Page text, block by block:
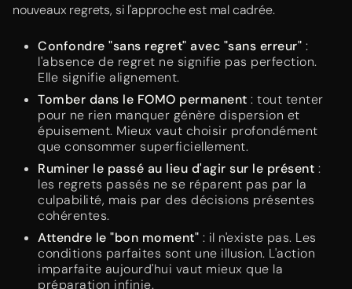
nouveaux regrets, si l'approche est mal cadrée.
Confondre "sans regret" avec "sans erreur" :
l'absence de regret ne signifie pas perfection.
Elle signifie alignement.
Tomber dans le FOMO permanent : tout tenter
pour ne rien manquer génère dispersion et
épuisement. Mieux vaut choisir profondément
que consommer superficiellement.
Ruminer le passé au lieu d'agir sur le présent :
les regrets passés ne se réparent pas par la
culpabilité, mais par des décisions présentes
cohérentes.
Attendre le "bon moment" : il n'existe pas. Les
conditions parfaites sont une illusion. L'action
imparfaite aujourd'hui vaut mieux que la
préparation infinie.